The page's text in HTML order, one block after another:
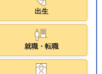
出生
就職・転職